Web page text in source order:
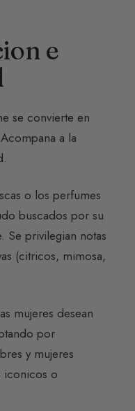
e
se convierte en
a la
o los perfumes
buscados por su
Se privilegian notas
(citricos, mimosa,
mujeres desean
por
y mujeres
iconicos o